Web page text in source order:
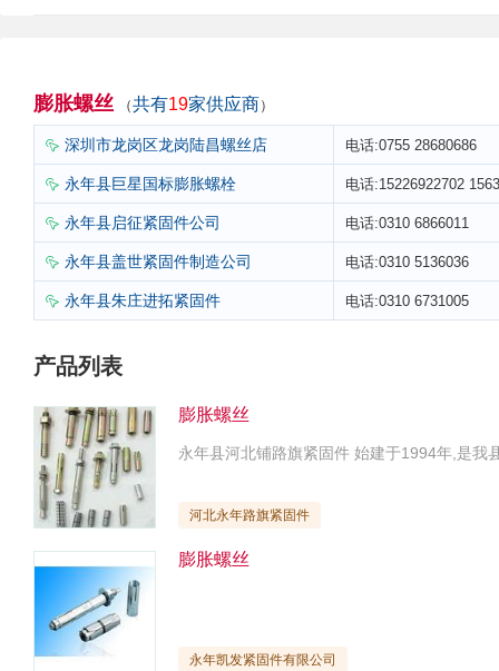
膨胀螺丝 （共有19家供应商）
 深圳市龙岗区龙岗陆昌螺丝店 电话:0755 28680686
 永年县巨星国标膨胀螺栓 电话:15226922702
 永年县启征紧固件公司 电话:0310 6866011
 永年县盖世紧固件制造公司 电话:0310 5136036
 永年县朱庄进拓紧固件 电话:0310 6731005
产品列表
膨胀螺丝
河北永年路旗紧固件
膨胀螺丝
永年凯发紧固件有限公司